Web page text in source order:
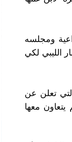
ومجلسه
الليبي لكي
في صفحة 79 من صفحات الرواية الـ 173، والتي تعلن عن
يتعاون معها